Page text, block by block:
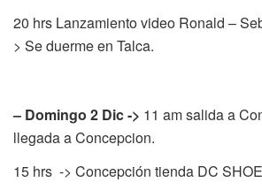
20 hrs Lanzamiento video Ronald –
> Se duerme en Talca.
– Domingo 2 Dic -> 11 am salida a
llegada a Concepcion.
15 hrs -> Concepción tienda DC